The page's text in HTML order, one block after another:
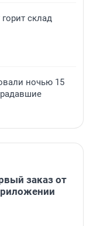
склад
ночью 15
заказ от